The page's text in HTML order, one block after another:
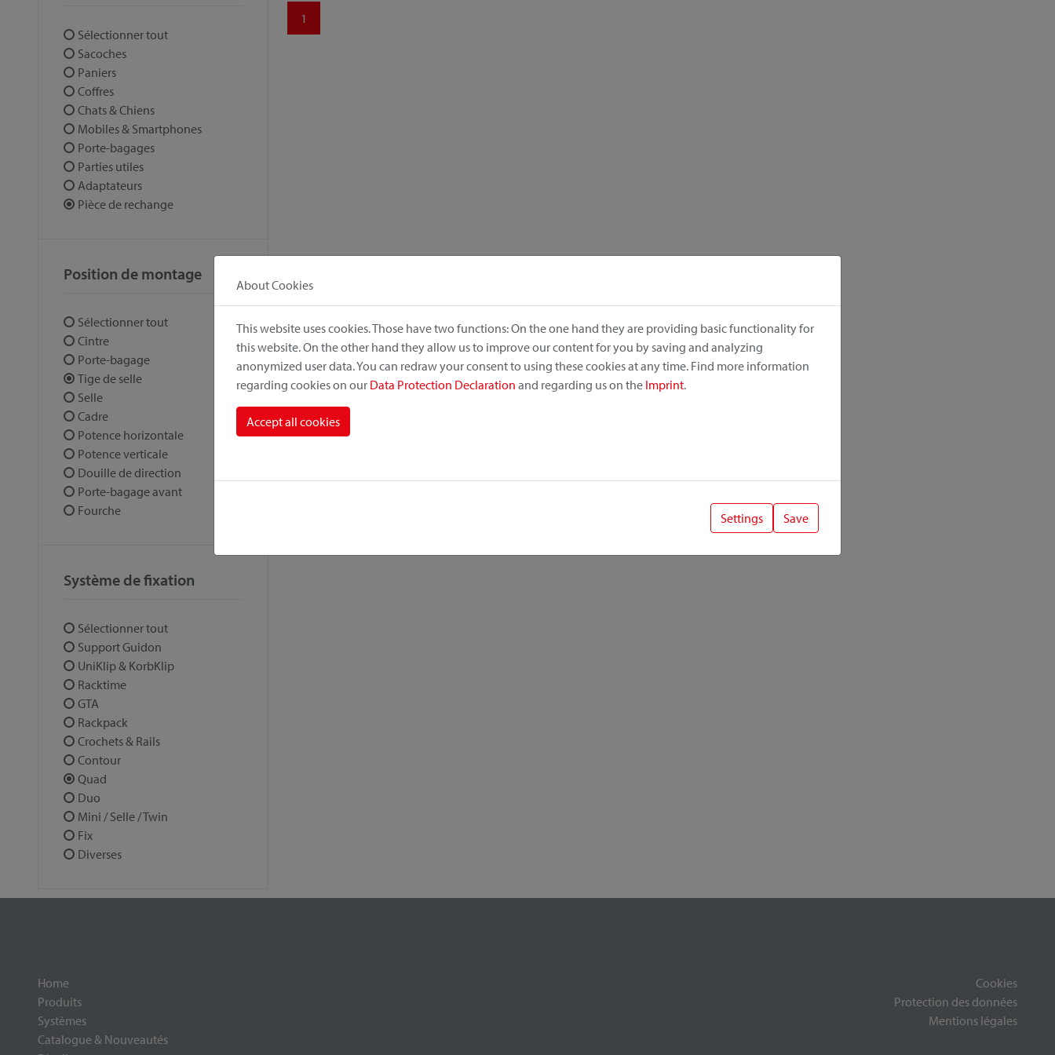
Sélectionner tout
Sacoches
Paniers
Coffres
Chats & Chiens
Mobiles & Smartphones
Porte-bagages
Parties utiles
Adaptateurs
Pièce de rechange
Position de montage
Sélectionner tout
Cintre
Porte-bagage
Tige de selle
Selle
Cadre
Potence horizontale
Potence verticale
Douille de direction
Porte-bagage avant
Fourche
Système de fixation
Sélectionner tout
Support Guidon
UniKlip & KorbKlip
Racktime
GTA
Rackpack
Crochets & Rails
Contour
Quad
Duo
Mini / Selle / Twin
Fix
Diverses
1
Home
Produits
Systèmes
Catalogue & Nouveautés
Cookies
Protection des données
Mentions légales
About Cookies
This website uses cookies. Those have two functions: On the one hand they are providing basic functionality for
this website. On the other hand they allow us to improve our content for you by saving and analyzing
anonymized user data. You can redraw your consent to using these cookies at any time. Find more information
regarding cookies on our Data Protection Declaration and regarding us on the Imprint.
Accept all cookies
Settings Save